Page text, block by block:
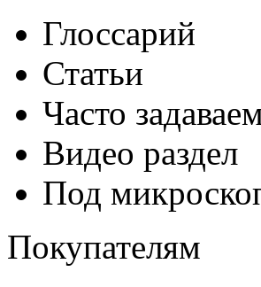
Глоссарий
Статьи
Часто
Видео раздел
Под
Покупателям